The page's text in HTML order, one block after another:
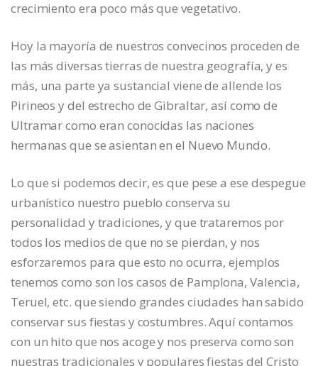
crecimiento era poco más que vegetativo.
Hoy la mayoría de nuestros convecinos proceden de
las más diversas tierras de nuestra geografía, y es
más, una parte ya sustancial viene de allende los
Pirineos y del estrecho de Gibraltar, así como de
Ultramar como eran conocidas las naciones
hermanas que se asientan en el Nuevo Mundo.
Lo que si podemos decir, es que pese a ese despegue
urbanístico nuestro pueblo conserva su
personalidad y tradiciones, y que trataremos por
todos los medios de que no se pierdan, y nos
esforzaremos para que esto no ocurra, ejemplos
tenemos como son los casos de Pamplona, Valencia,
Teruel, etc. que siendo grandes ciudades han sabido
conservar sus fiestas y costumbres. Aquí contamos
con un hito que nos acoge y nos preserva como son
nuestras tradicionales y populares fiestas del Cristo